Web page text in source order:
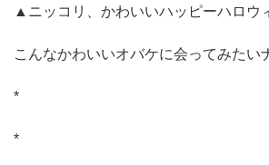
▲ニッコリ、かわいいハッピーハロウ
こんなかわいいオバケに会ってみたい
*
*